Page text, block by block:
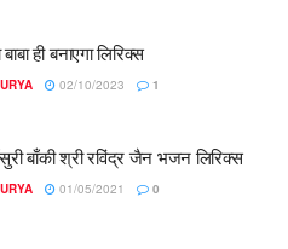
ही बनाएगा लिरिक्स
02/10/2023 1
बाँकी श्री रविंद्र जैन भजन लिरिक्स
01/05/2021 0